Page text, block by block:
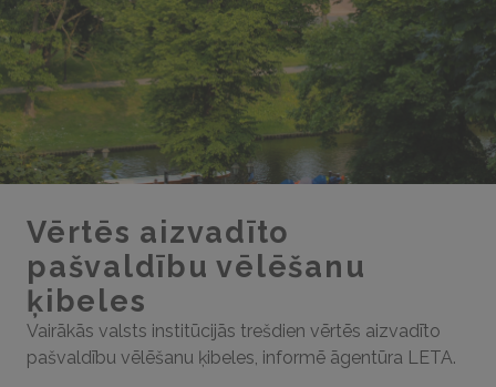
Vērtēs aizvadīto
pašvaldību vēlēšanu
ķibeles
Vairākās valsts institūcijās trešdien vērtēs aizvadīto
pašvaldību vēlēšanu ķibeles, informē āgentūra LETA.